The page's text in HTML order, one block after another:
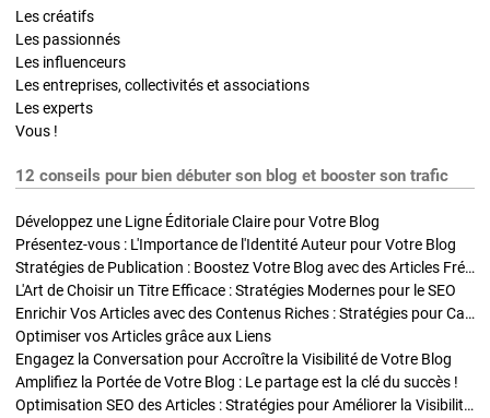
Les créatifs
Les passionnés
Les influenceurs
Les entreprises, collectivités et associations
Les experts
Vous !
12 conseils pour bien débuter son blog et booster son trafic
Développez une Ligne Éditoriale Claire pour Votre Blog
Présentez-vous : L'Importance de l'Identité Auteur pour Votre Blog
Stratégies de Publication : Boostez Votre Blog avec des Articles Fréquents et Exclusifs
L'Art de Choisir un Titre Efficace : Stratégies Modernes pour le SEO
Enrichir Vos Articles avec des Contenus Riches : Stratégies pour Captiver et Optimiser
Optimiser vos Articles grâce aux Liens
Engagez la Conversation pour Accroître la Visibilité de Votre Blog
Amplifiez la Portée de Votre Blog : Le partage est la clé du succès !
Optimisation SEO des Articles : Stratégies pour Améliorer la Visibilité de Votre Blog